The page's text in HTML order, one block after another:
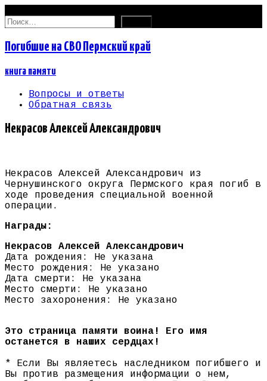
Найти:
Погибшие на СВО Пермский край
книга памяти
Вопросы и ответы
Обратная связь
Некрасов Алексей Александрович
Некрасов Алексей Александрович из
Чернушинского округа Пермского края погиб в
ходе проведения специальной военной
операции.
Награды:
Некрасов Алексей Александрович
Дата рождения: Не указана
Место рождения: Не указано
Дата смерти: Не указана
Место смерти: Не указано
Место захоронения: Не указано
Это страница памяти воина! Его имя
останется в наших сердцах!
* Если Вы являетесь наследником погибшего и
Вы против размещения информации о нем,